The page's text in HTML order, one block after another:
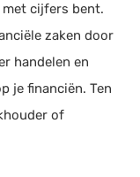
met cijfers bent.
zaken door
handelen en
je financiën. Ten
of